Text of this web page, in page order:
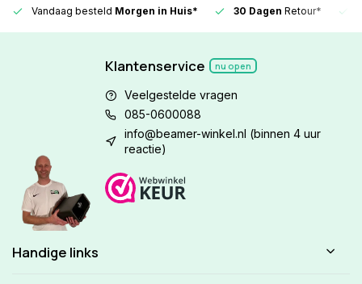
Vandaag besteld Morgen in Huis* 30 Dagen Retour*
Klantenservice nu open
Veelgestelde vragen
085-0600088
info@beamer-winkel.nl (binnen 4 uur
reactie)
Handige links